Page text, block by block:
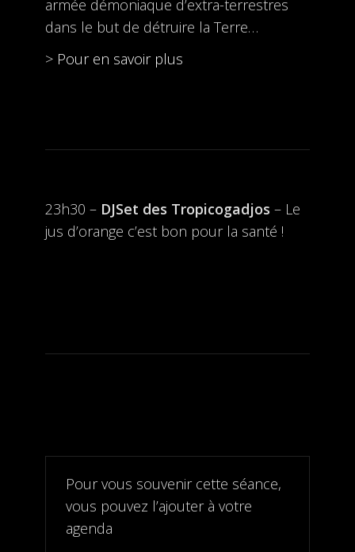
armée démoniaque d’extra-terrestres
dans le but de détruire la Terre…
> Pour en savoir plus
23h30 – DJSet des Tropicogadjos – Le
jus d’orange c’est bon pour la santé !
Pour vous souvenir cette séance,
vous pouvez l’ajouter à votre
agenda